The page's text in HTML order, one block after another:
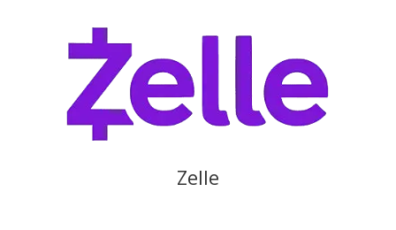
Zelle